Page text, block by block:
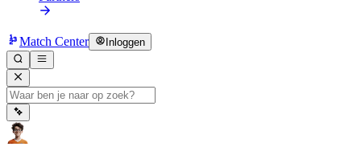
Match Center Inloggen